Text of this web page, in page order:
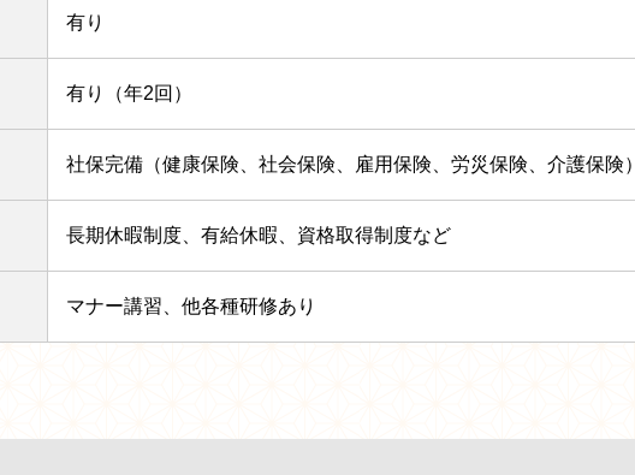
有り
有り（年2回）
社保完備（健康保険、社会保険、雇用保険、労災保険、介護保険）
長期休暇制度、有給休暇、資格取得制度など
マナー講習、他各種研修あり